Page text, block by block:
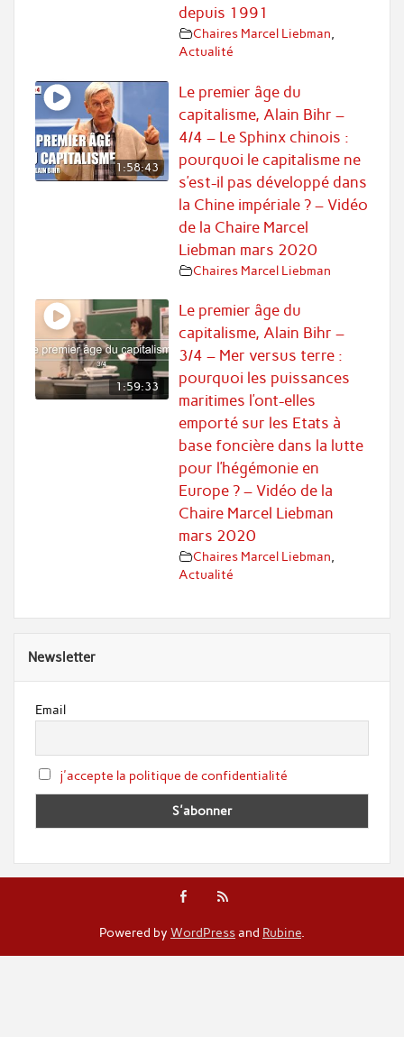
depuis 1991
Chaires Marcel Liebman
Actualité
1:58:43
Le premier âge du
capitalisme, Alain Bihr –
4/4 – Le Sphinx chinois :
pourquoi le capitalisme ne
s’est-il pas développé dans
la Chine impériale ? – Vidéo
de la Chaire Marcel
Liebman mars 2020
Chaires Marcel Liebman
1:59:33
Le premier âge du
capitalisme, Alain Bihr –
3/4 – Mer versus terre :
pourquoi les puissances
maritimes l’ont-elles
emporté sur les Etats à
base foncière dans la lutte
pour l’hégémonie en
Europe ? – Vidéo de la
Chaire Marcel Liebman
mars 2020
Chaires Marcel Liebman,
Actualité
Newsletter
Email
j'accepte la politique de confidentialité
Powered by WordPressand Rubine